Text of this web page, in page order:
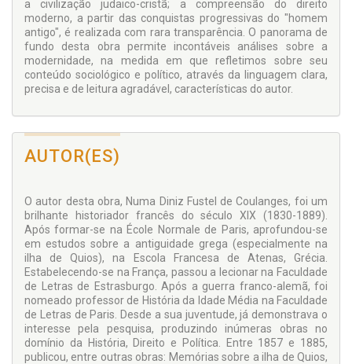
a civilização judaico-cristã; a compreensão do direito
moderno, a partir das conquistas progressivas do "homem
antigo", é realizada com rara transparência. O panorama de
fundo desta obra permite incontáveis análises sobre a
modernidade, na medida em que refletimos sobre seu
conteúdo sociológico e político, através da linguagem clara,
precisa e de leitura agradável, características do autor.
AUTOR(ES)
O autor desta obra, Numa Diniz Fustel de Coulanges, foi um
brilhante historiador francês do século XIX (1830-1889).
Após formar-se na École Normale de Paris, aprofundou-se
em estudos sobre a antiguidade grega (especialmente na
ilha de Quios), na Escola Francesa de Atenas, Grécia.
Estabelecendo-se na França, passou a lecionar na Faculdade
de Letras de Estrasburgo. Após a guerra franco-alemã, foi
nomeado professor de História da Idade Média na Faculdade
de Letras de Paris. Desde a sua juventude, já demonstrava o
interesse pela pesquisa, produzindo inúmeras obras no
domínio da História, Direito e Política. Entre 1857 e 1885,
publicou, entre outras obras: Memórias sobre a ilha de Quios,